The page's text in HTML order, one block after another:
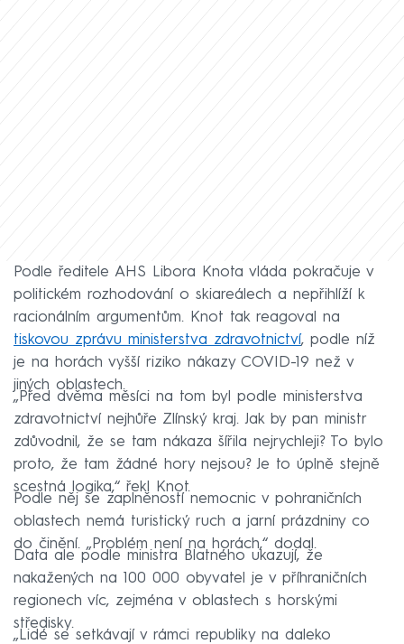
Podle ředitele AHS Libora Knota vláda pokračuje v
politickém rozhodování o skiareálech a nepřihlíží k
racionálním argumentům. Knot tak reagoval na
tiskovou zprávu ministerstva zdravotnictví, podle níž
je na horách vyšší riziko nákazy COVID-19 než v
jiných oblastech.
„Před dvěma měsíci na tom byl podle ministerstva
zdravotnictví nejhůře Zlínský kraj. Jak by pan ministr
zdůvodnil, že se tam nákaza šířila nejrychleji? To bylo
proto, že tam žádné hory nejsou? Je to úplně stejně
scestná logika,“ řekl Knot.
Podle něj se zaplněností nemocnic v pohraničních
oblastech nemá turistický ruch a jarní prázdniny co
do činění. „Problém není na horách,“ dodal.
Data ale podle ministra Blatného ukazují, že
nakažených na 100 000 obyvatel je v příhraničních
regionech víc, zejména v oblastech s horskými
středisky.
„Lidé se setkávají v rámci republiky na daleko